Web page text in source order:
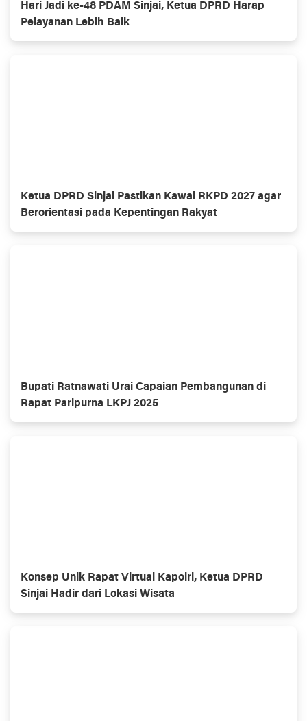
Hari Jadi ke-48 PDAM Sinjai, Ketua DPRD Harap
Pelayanan Lebih Baik
Ketua DPRD Sinjai Pastikan Kawal RKPD 2027 agar
Berorientasi pada Kepentingan Rakyat
Bupati Ratnawati Urai Capaian Pembangunan di
Rapat Paripurna LKPJ 2025
Konsep Unik Rapat Virtual Kapolri, Ketua DPRD
Sinjai Hadir dari Lokasi Wisata